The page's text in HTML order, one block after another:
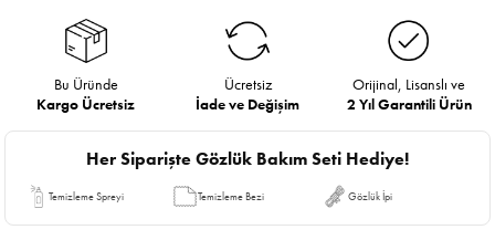
Bu Üründe
Kargo Ücretsiz
Ücretsiz
İade ve Değişim
Orijinal, Lisanslı ve
2 Yıl Garantili Ürün
Her Siparişte Gözlük Bakım Seti Hediye!
Temizleme Spreyi Temizleme Bezi Gözlük İpi